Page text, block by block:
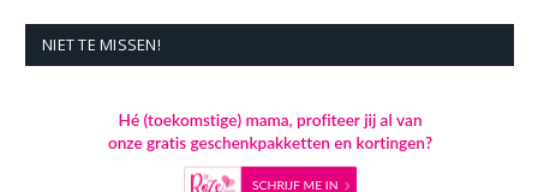
NIET TE MISSEN!